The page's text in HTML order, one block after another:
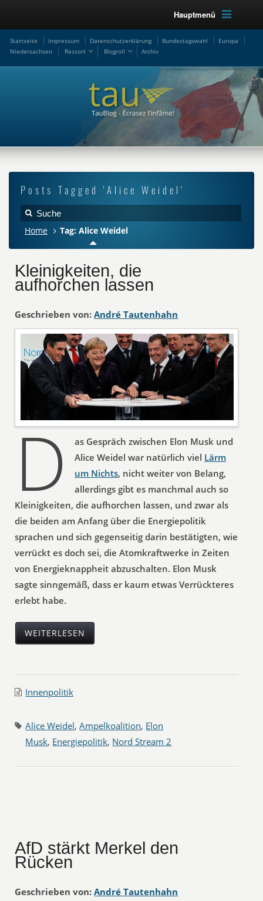
Hauptmenü
Startseite Impressum Datenschutzerklärung Bundestagswahl
Europa
Niedersachsen
Ressort Blogroll Archiv
Posts Tagged 'Alice Weidel'
Home Tag: Alice Weidel
Kleinigkeiten, die
aufhorchen lassen
Geschrieben von: André Tautenhahn
D
as Gespräch zwischen Elon Musk und
Alice Weidel war natürlich viel Lärm
um Nichts, nicht weiter von Belang,
allerdings gibt es manchmal auch so
Kleinigkeiten, die aufhorchen lassen, und zwar als
die beiden am Anfang über die Energiepolitik
sprachen und sich gegenseitig darin bestätigten, wie
verrückt es doch sei, die Atomkraftwerke in Zeiten
von Energieknappheit abzuschalten. Elon Musk
sagte sinngemäß, dass er kaum etwas Verrückteres
erlebt habe.
WEITERLESEN
Innenpolitik
Alice Weidel,Ampelkoalition, Elon
Musk, Energiepolitik, Nord Stream 2
AfD stärkt Merkel den
Rücken
Geschrieben von: André Tautenhahn